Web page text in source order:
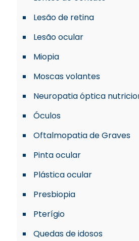
Lesão de retina
Lesão ocular
Miopia
Moscas volantes
Neuropatia óptica
Óculos
Oftalmopatia de Graves
Pinta ocular
Plástica ocular
Presbiopia
Pterígio
Quedas de idosos